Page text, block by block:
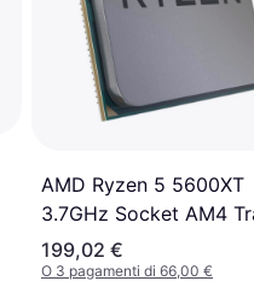
AMD Ryzen 5 5600XT
3.7GHz Socket AM4
199,02 €
O 3 pagamenti di 66,00 €